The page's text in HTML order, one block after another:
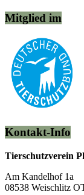
Mitglied im
Kontakt-Info
Tierschutzverein
Am Kandelhof 1a
08538 Weischlitz